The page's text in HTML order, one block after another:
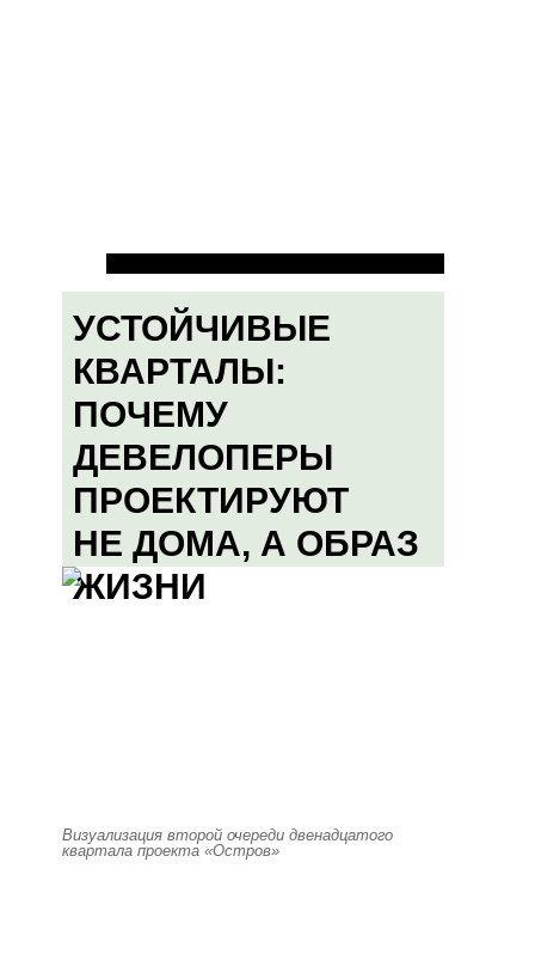
УСТОЙЧИВЫЕ
КВАРТАЛЫ:
ПОЧЕМУ
ДЕВЕЛОПЕРЫ
ПРОЕКТИРУЮТ
НЕ ДОМА, А ОБРАЗ
ЖИЗНИ
Визуализация второй очереди двенадцатого
квартала проекта «Остров»